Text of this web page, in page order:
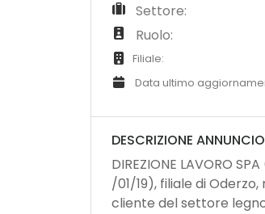
Settore:
Ruolo:
Filiale:
Data ultimo
DESCRIZIONE ANNUNCIO
DIREZIONE LAVORO
/01/19), filiale di
cliente del settore